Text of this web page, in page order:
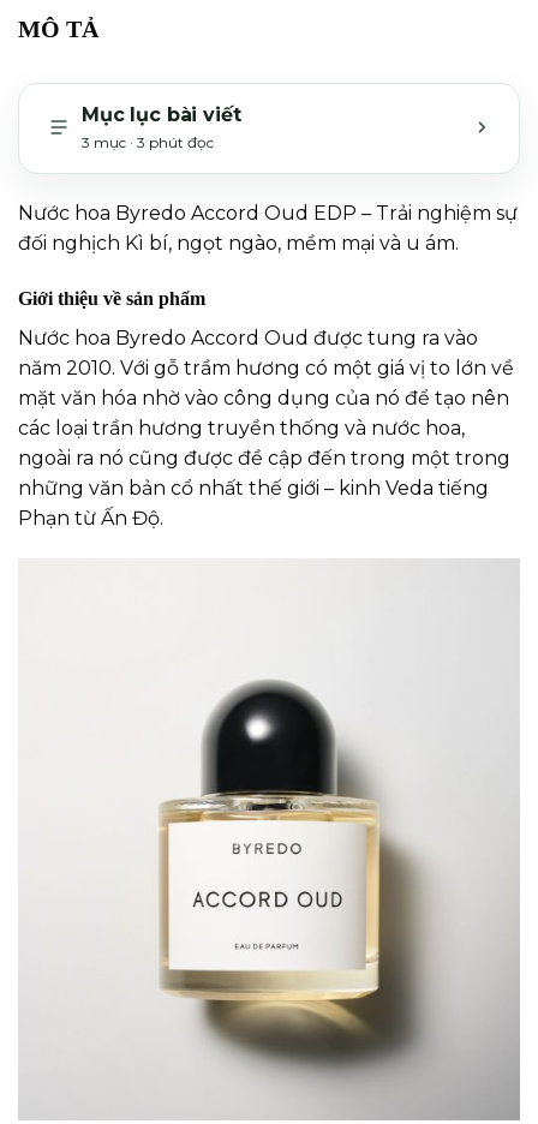
MÔ TẢ
Mục lục bài viết
3 mục · 3 phút đọc
Nước hoa Byredo Accord Oud EDP – Trải nghiệm sự
đối nghịch Kì bí, ngọt ngào, mềm mại và u ám.
Giới thiệu về sản phẩm
Nước hoa Byredo Accord Oud được tung ra vào
năm 2010. Với gỗ trầm hương có một giá vị to lớn về
mặt văn hóa nhờ vào công dụng của nó để tạo nên
các loại trần hương truyền thống và nước hoa,
ngoài ra nó cũng được đề cập đến trong một trong
những văn bản cổ nhất thế giới – kinh Veda tiếng
Phạn từ Ấn Độ.